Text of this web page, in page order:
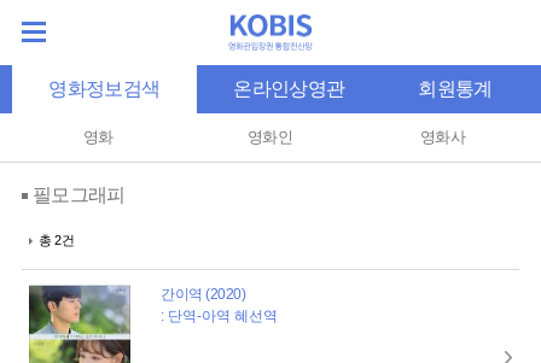
영화정보검색 온라인상영관 회원통계
영화 영화인 영화사
필모그래피
총 2건
간이역 (2020)
: 단역-아역 혜선역